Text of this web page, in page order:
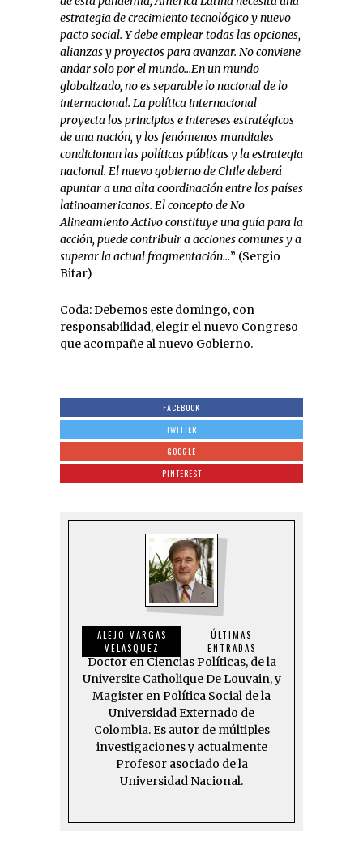
estrategia de crecimiento tecnológico y nuevo
pacto social. Y debe emplear todas las opciones,
alianzas y proyectos para avanzar. No conviene
andar solo por el mundo…En un mundo
globalizado, no es separable lo nacional de lo
internacional. La política internacional
proyecta los principios e intereses estratégicos
de una nación, y los fenómenos mundiales
condicionan las políticas públicas y la estrategia
nacional. El nuevo gobierno de Chile deberá
apuntar a una alta coordinación entre los países
latinoamericanos. El concepto de No
Alineamiento Activo constituye una guía para la
acción, puede contribuir a acciones comunes y a
superar la actual fragmentación…” (Sergio
Bitar)
Coda: Debemos este domingo, con
responsabilidad, elegir el nuevo Congreso
que acompañe al nuevo Gobierno.
FACEBOOK
TWITTER
GOOGLE
PINTEREST
ALEJO VARGAS
VELASQUEZ
ÚLTIMAS
ENTRADAS
Doctor en Ciencias Políticas, de la
Universite Catholique De Louvain, y
Magister en Política Social de la
Universidad Externado de
Colombia. Es autor de múltiples
investigaciones y actualmente
Profesor asociado de la
Universidad Nacional.